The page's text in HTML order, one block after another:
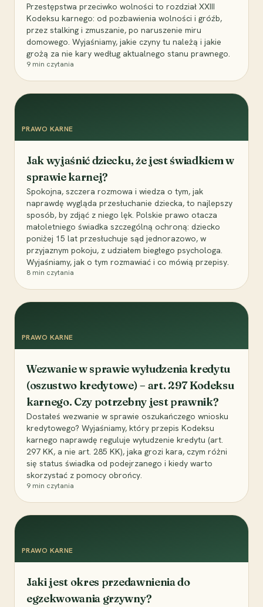
Przestępstwa przeciwko wolności to rozdział XXIII
Kodeksu karnego: od pozbawienia wolności i gróźb,
przez stalking i zmuszanie, po naruszenie miru
domowego. Wyjaśniamy, jakie czyny tu należą i jakie
grożą za nie kary według aktualnego stanu prawnego.
9 min czytania
PRAWO KARNE
Jak wyjaśnić dziecku, że jest świadkiem w
sprawie karnej?
Spokojna, szczera rozmowa i wiedza o tym, jak
naprawdę wygląda przesłuchanie dziecka, to najlepszy
sposób, by zdjąć z niego lęk. Polskie prawo otacza
małoletniego świadka szczególną ochroną: dziecko
poniżej 15 lat przesłuchuje sąd jednorazowo, w
przyjaznym pokoju, z udziałem biegłego psychologa.
Wyjaśniamy, jak o tym rozmawiać i co mówią przepisy.
8 min czytania
PRAWO KARNE
Wezwanie w sprawie wyłudzenia kredytu
(oszustwo kredytowe) – art. 297 Kodeksu
karnego. Czy potrzebny jest prawnik?
Dostałeś wezwanie w sprawie oszukańczego wniosku
kredytowego? Wyjaśniamy, który przepis Kodeksu
karnego naprawdę reguluje wyłudzenie kredytu (art.
297 KK, a nie art. 285 KK), jaka grozi kara, czym różni
się status świadka od podejrzanego i kiedy warto
skorzystać z pomocy obrońcy.
9 min czytania
PRAWO KARNE
Jaki jest okres przedawnienia do
egzekwowania grzywny?